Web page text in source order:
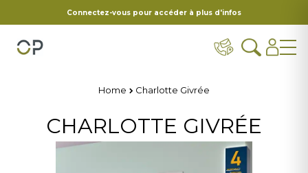
Connectez-vous pour accéder à plus d'infos
Home Charlotte Givrée
CHARLOTTE GIVRÉE